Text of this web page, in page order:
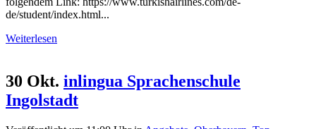
de/student/index.html...
Weiterlesen
30 Okt. inlingua Sprachenschule
Ingolstadt